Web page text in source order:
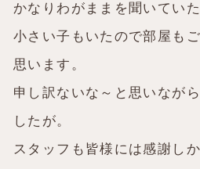
かなりわがままを聞いてい
小さい子もいたので部屋も
思います。
申し訳ないな～と思いなが
したが。
スタッフも皆様には感謝し